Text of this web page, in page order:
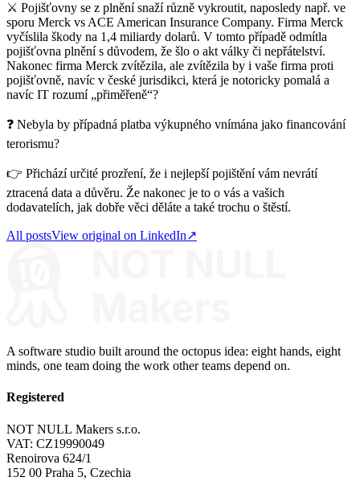
⚔️ Pojišťovny se z plnění snaží různě vykroutit, naposledy např. ve
sporu Merck vs ACE American Insurance Company. Firma Merck
vyčíslila škody na 1,4 miliardy dolarů. V tomto případě odmítla
pojišťovna plnění s důvodem, že šlo o akt války či nepřátelství.
Nakonec firma Merck zvítězila, ale zvítězila by i vaše firma proti
pojišťovně, navíc v české jurisdikci, která je notoricky pomalá a
navíc IT rozumí „přiměřeně“?
❓ Nebyla by případná platba výkupného vnímána jako financování
terorismu?
👉 Přichází určité prozření, že i nejlepší pojištění vám nevrátí
ztracená data a důvěru. Že nakonec je to o vás a vašich
dodavatelích, jak dobře věci děláte a také trochu o štěstí.
All postsView original on LinkedIn↗
A software studio built around the octopus idea: eight hands, eight
minds, one team doing the work other teams depend on.
Registered
NOT NULL Makers s.r.o.
VAT: CZ19990049
Renoirova 624/1
152 00 Praha 5, Czechia